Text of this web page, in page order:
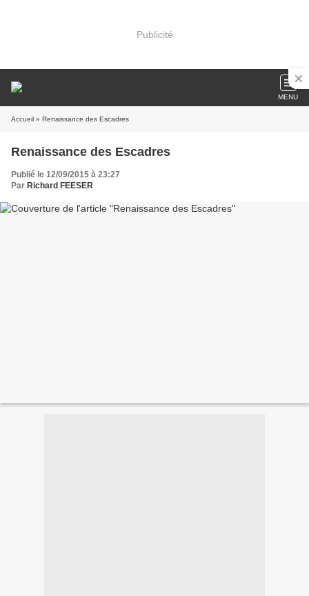
Publicité
MENU
Accueil » Renaissance des Escadres
Renaissance des Escadres
Publié le 12/09/2015 à 23:27
Par Richard FEESER